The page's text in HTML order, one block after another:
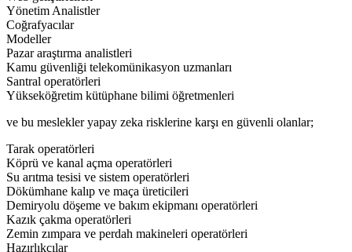
Yönetim Analistler
Coğrafyacılar
Modeller
Pazar araştırma analistleri
Kamu güvenliği telekomünikasyon uzmanları
Santral operatörleri
Yükseköğretim kütüphane bilimi öğretmenleri
ve bu meslekler yapay zeka risklerine karşı en güvenli olanlar;
Tarak operatörleri
Köprü ve kanal açma operatörleri
Su arıtma tesisi ve sistem operatörleri
Dökümhane kalıp ve maça üreticileri
Demiryolu döşeme ve bakım ekipmanı operatörleri
Kazık çakma operatörleri
Zemin zımpara ve perdah makineleri operatörleri
Hazırlıkçılar